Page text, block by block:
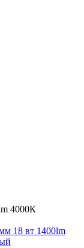
4000К
18 вт 1400lm